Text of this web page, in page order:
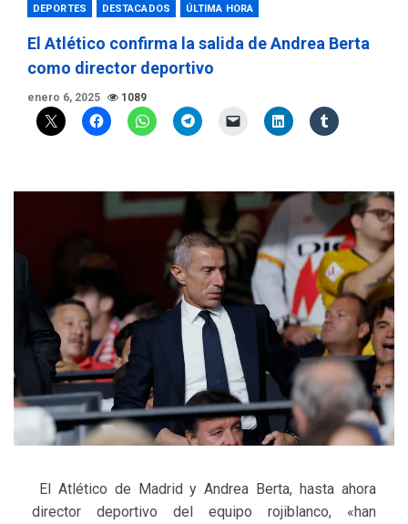
DEPORTES DESTACADOS ÚLTIMA HORA
El Atlético confirma la salida de Andrea Berta
como director deportivo
enero 6, 2025 1089
El Atlético de Madrid y Andrea Berta, hasta ahora
director deportivo del equipo rojiblanco, «han